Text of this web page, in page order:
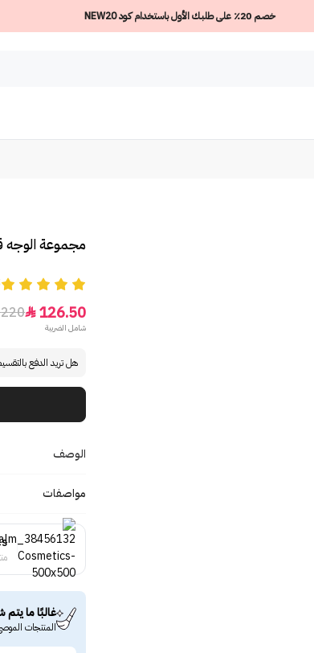
خصم 20٪ على طلبك الأول باستخدام كود NEW20
مجموعة الوجه
126.50

220
شامل الضريبة
هل تريد الدفع
الوصف
مواصفات
غالبًا ما يتم
المنتجات